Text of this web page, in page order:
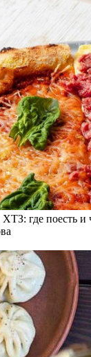
где поесть и